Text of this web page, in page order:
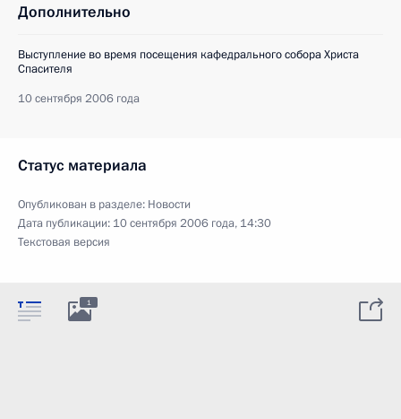
Дополнительно
Выступление во время посещения кафедрального собора Христа
Спасителя
10 сентября 2006 года
Статус материала
Опубликован в разделе: Новости
Дата публикации: 10 сентября 2006 года, 14:30
Текстовая версия
1